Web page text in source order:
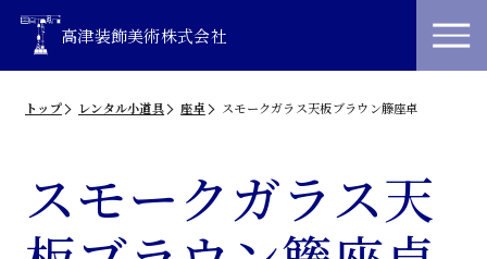
高津装飾美術株式会社
トップ レンタル小道具 座卓 スモークガラス天板ブラウン籐座卓
スモークガラス天